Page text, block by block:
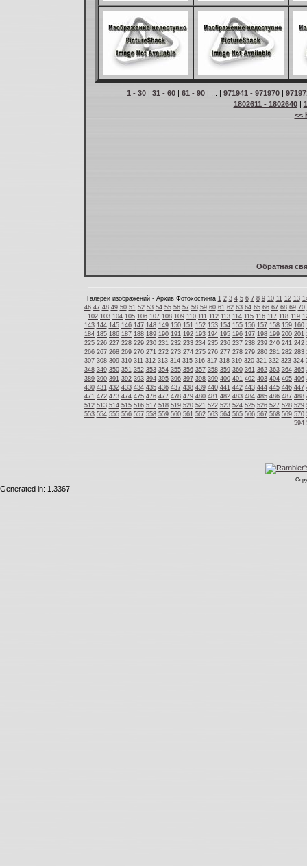
1 - 30| 31 - 60| 61 - 90| ... | 971941 - 971970|
1802611 - 1802640|
<<
Обратная
Галереи изображений - Архив Фотохостинга 1 2 3 4 5 6 7 8 9 10 11 12 13
46 47 48 49 50 51 52 53 54 55 56 57 58 59 60 61 62 63 64 65 66 67 68 69 70
102 103 104 105 106 107 108 109 110 111 112 113 114 115 116 117 118 119
143 144 145 146 147 148 149 150 151 152 153 154 155 156 157 158 159 160
184 185 186 187 188 189 190 191 192 193 194 195 196 197 198 199 200 201
225 226 227 228 229 230 231 232 233 234 235 236 237 238 239 240 241 242
266 267 268 269 270 271 272 273 274 275 276 277 278 279 280 281 282 283
307 308 309 310 311 312 313 314 315 316 317 318 319 320 321 322 323 324
348 349 350 351 352 353 354 355 356 357 358 359 360 361 362 363 364 365
389 390 391 392 393 394 395 396 397 398 399 400 401 402 403 404 405 406
430 431 432 433 434 435 436 437 438 439 440 441 442 443 444 445 446 447
471 472 473 474 475 476 477 478 479 480 481 482 483 484 485 486 487 488
512 513 514 515 516 517 518 519 520 521 522 523 524 525 526 527 528 529
553 554 555 556 557 558 559 560 561 562 563 564 565 566 567 568 569 570
594
Generated in: 1.3367